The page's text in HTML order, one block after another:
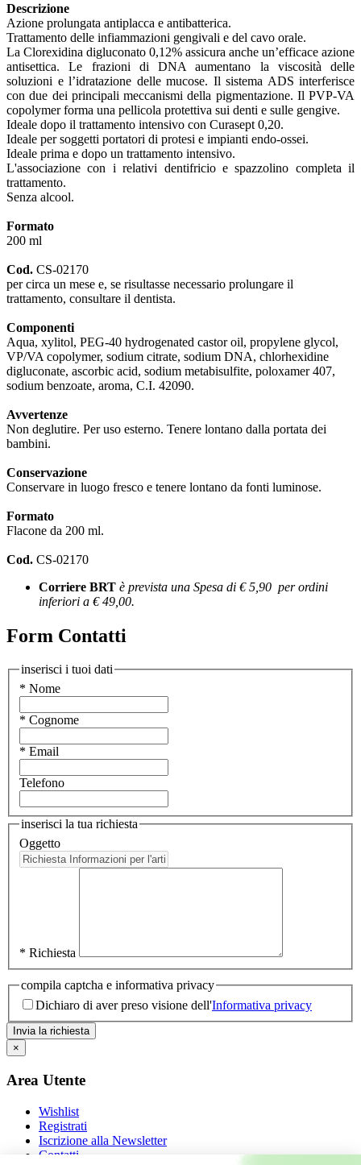
Descrizione
Azione prolungata antiplacca e antibatterica.
Trattamento delle infiammazioni gengivali e del cavo orale.
La Clorexidina digluconato 0,12% assicura anche un’efficace azione
antisettica. Le frazioni di DNA aumentano la viscosità delle
soluzioni e l’idratazione delle mucose. Il sistema ADS interferisce
con due dei principali meccanismi della pigmentazione. Il PVP-VA
copolymer forma una pellicola protettiva sui denti e sulle gengive.
Ideale dopo il trattamento intensivo con Curasept 0,20.
Ideale per soggetti portatori di protesi e impianti endo-ossei.
Ideale prima e dopo un trattamento intensivo.
L'associazione con i relativi dentifricio e spazzolino completa il
trattamento.
Senza alcool.
Formato
200 ml
Cod. CS-02170
per circa un mese e, se risultasse necessario prolungare il
trattamento, consultare il dentista.
Componenti
Aqua, xylitol, PEG-40 hydrogenated castor oil, propylene glycol,
VP/VA copolymer, sodium citrate, sodium DNA, chlorhexidine
digluconate, ascorbic acid, sodium metabisulfite, poloxamer 407,
sodium benzoate, aroma, C.I. 42090.
Avvertenze
Non deglutire. Per uso esterno. Tenere lontano dalla portata dei
bambini.
Conservazione
Conservare in luogo fresco e tenere lontano da fonti luminose.
Formato
Flacone da 200 ml.
Cod. CS-02170
Corriere BRT è prevista una Spesa di € 5,90 per ordini
inferiori a € 49,00.
Form Contatti
inserisci i tuoi dati
* Nome
* Cognome
* Email
Telefono
inserisci la tua richiesta
Oggetto
* Richiesta
compila captcha e informativa privacy
Dichiaro di aver preso visione dell'Informativa privacy
×
Area Utente
Wishlist
Registrati
Iscrizione alla Newsletter
Contatti